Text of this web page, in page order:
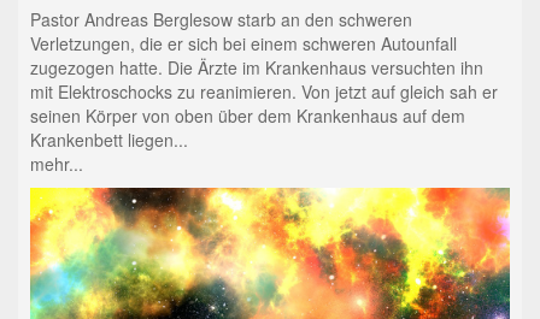
Pastor Andreas Berglesow starb an den schweren
Verletzungen, die er sich bei einem schweren Autounfall
zugezogen hatte. Die Ärzte im Krankenhaus versuchten ihn
mit Elektroschocks zu reanimieren. Von jetzt auf gleich sah er
seinen Körper von oben über dem Krankenhaus auf dem
Krankenbett liegen...
mehr...